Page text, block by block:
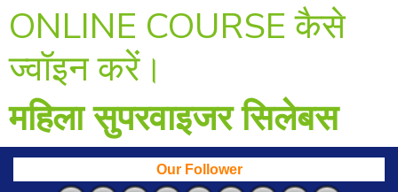
ONLINE COURSE कैसे
ज्वॉइन करें।
महिला सुपरवाइजर सिलेबस
Our Follower